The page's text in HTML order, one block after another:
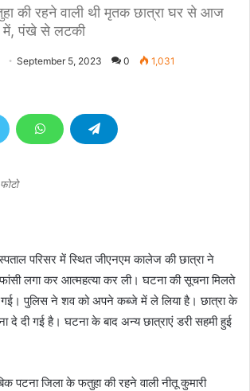
की रहने वाली थी मृतक छात्रा घर से आज
में, पंखे से लटकी
September 5, 2023 0 1,031
परिसर में स्थित जीएनएम कालेज की छात्रा ने
लगा कर आत्महत्या कर ली। घटना की सूचना मिलते
गई। पुलिस ने शव को अपने कब्जे में ले लिया है। छात्रा के
दे दी गई है। घटना के बाद अन्य छात्राएं डरी सहमी हुई
पटना जिला के फतुहा की रहने वाली नीतू कुमारी